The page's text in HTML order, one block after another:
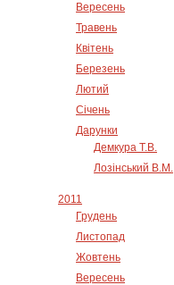
Вересень
Травень
Квітень
Березень
Лютий
Січень
Дарунки
Демкура Т.В.
Лозінський В.М.
2011
Грудень
Листопад
Жовтень
Вересень